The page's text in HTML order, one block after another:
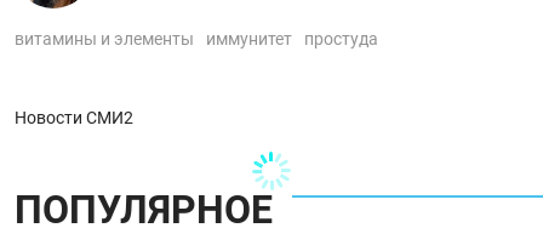
витамины и элементы иммунитет простуда
Новости СМИ2
ПОПУЛЯРНОЕ